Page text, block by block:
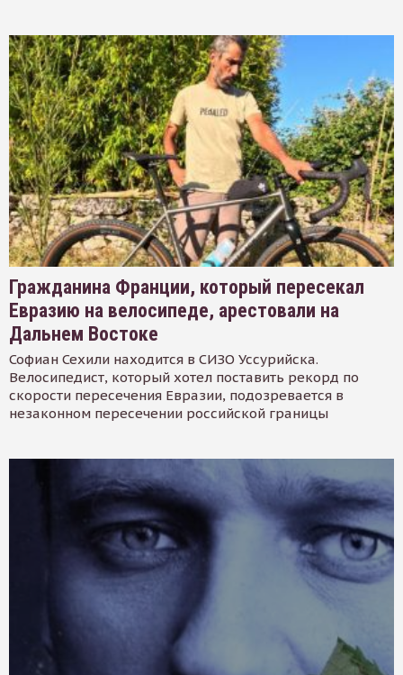
Гражданина Франции, который пересекал
Евразию на велосипеде, арестовали на
Дальнем Востоке
Софиан Сехили находится в СИЗО Уссурийска.
Велосипедист, который хотел поставить рекорд по
скорости пересечения Евразии, подозревается в
незаконном пересечении российской границы